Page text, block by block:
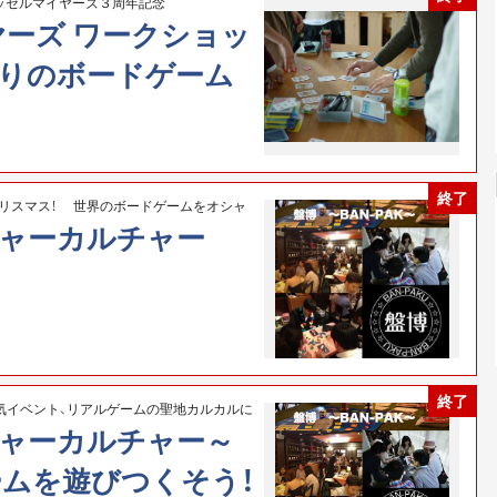
ズ ワークショッ
のボードゲーム
終了
スマス！ 世界のボードゲームをオシャ
ーカルチャー
終了
ベント、リアルゲームの聖地カルカルに
ーカルチャー～
を遊びつくそう！